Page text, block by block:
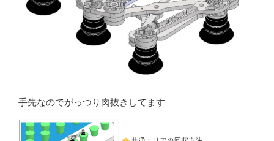
手先なのでがっつり肉抜きしてます